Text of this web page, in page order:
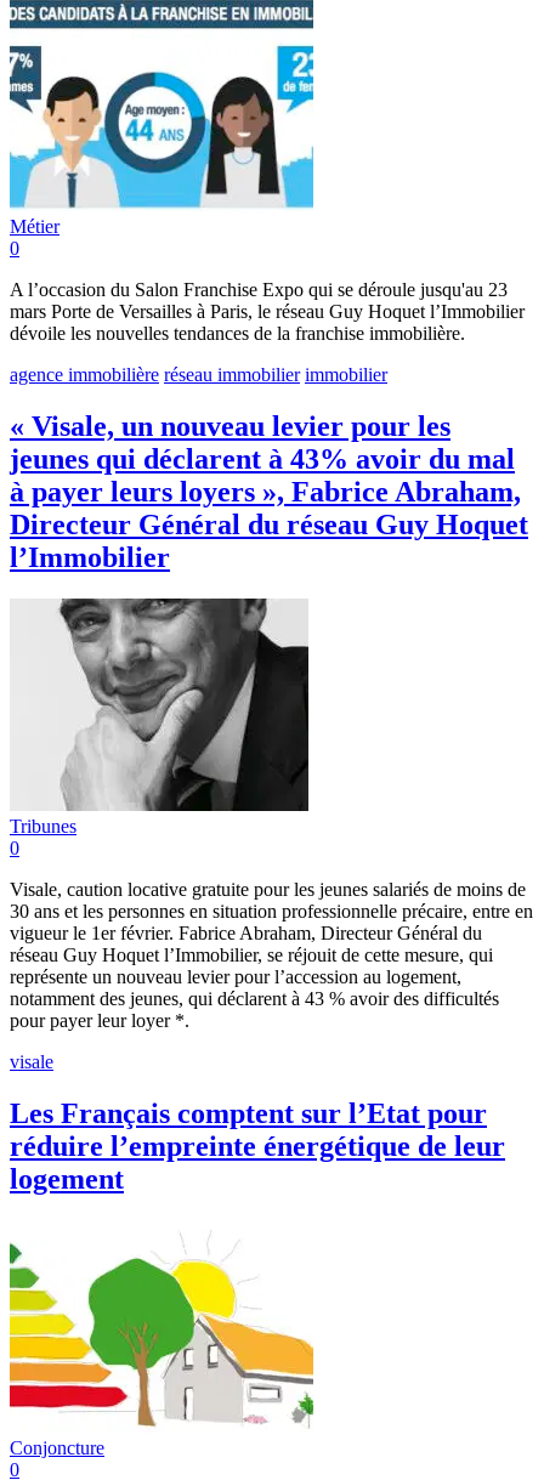
Métier
0
A l’occasion du Salon Franchise Expo qui se déroule jusqu'au 23
mars Porte de Versailles à Paris, le réseau Guy Hoquet l’Immobilier
dévoile les nouvelles tendances de la franchise immobilière.
agence immobilière réseau immobilier immobilier
« Visale, un nouveau levier pour les
jeunes qui déclarent à 43% avoir du mal
à payer leurs loyers », Fabrice Abraham,
Directeur Général du réseau Guy Hoquet
l’Immobilier
Tribunes
0
Visale, caution locative gratuite pour les jeunes salariés de moins de
30 ans et les personnes en situation professionnelle précaire, entre en
vigueur le 1er février. Fabrice Abraham, Directeur Général du
réseau Guy Hoquet l’Immobilier, se réjouit de cette mesure, qui
représente un nouveau levier pour l’accession au logement,
notamment des jeunes, qui déclarent à 43 % avoir des difficultés
pour payer leur loyer *.
visale
Les Français comptent sur l’Etat pour
réduire l’empreinte énergétique de leur
logement
Conjoncture
0